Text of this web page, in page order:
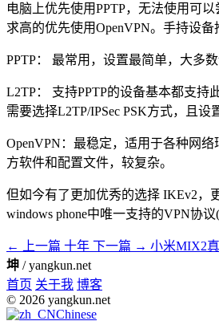
电脑上优先使用PPTP，无法使用可
求高的优先使用OpenVPN。手持设备
PPTP： 最常用，设置最简单，大多
L2TP： 支持PPTP的设备基本都支持
需要选择L2TP/IPSec PSK方式，且设
OpenVPN：最稳定，适用于各种网
方软件和配置文件，较复杂。
但如今有了更加优秀的选择 IKEv2，
windows phone中唯一支持的VPN协
← 上一篇 十年 下一篇 → 小米MIX2
坤 / yangkun.net
首页 关于我 博客
© 2026 yangkun.net
Chinese